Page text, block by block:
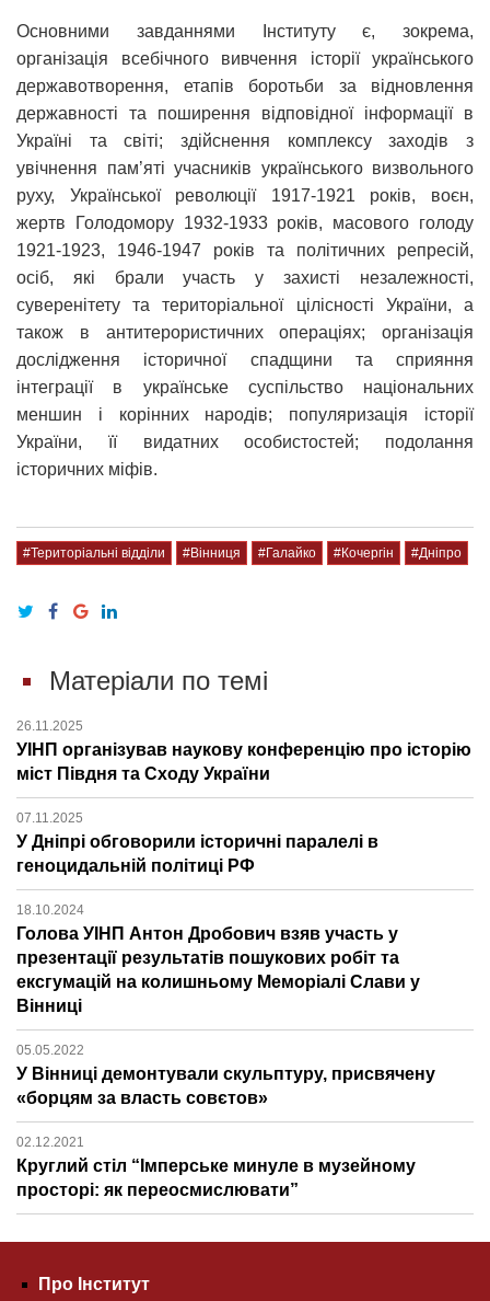
Основними завданнями Інституту є, зокрема,
організація всебічного вивчення історії українського
державотворення, етапів боротьби за відновлення
державності та поширення відповідної інформації в
Україні та світі; здійснення комплексу заходів з
увічнення пам’яті учасників українського визвольного
руху, Української революції 1917-1921 років, воєн,
жертв Голодомору 1932-1933 років, масового голоду
1921-1923, 1946-1947 років та політичних репресій,
осіб, які брали участь у захисті незалежності,
суверенітету та територіальної цілісності України, а
також в антитерористичних операціях; організація
дослідження історичної спадщини та сприяння
інтеграції в українське суспільство національних
меншин і корінних народів; популяризація історії
України, її видатних особистостей; подолання
історичних міфів.
#Територіальні відділи #Вінниця #Галайко #Кочергін #Дніпро
Матеріали по темі
26.11.2025
УІНП організував наукову конференцію про історію
міст Півдня та Сходу України
07.11.2025
У Дніпрі обговорили історичні паралелі в
геноцидальній політиці РФ
18.10.2024
Голова УІНП Антон Дробович взяв участь у
презентації результатів пошукових робіт та
ексгумацій на колишньому Меморіалі Слави у
Вінниці
05.05.2022
У Вінниці демонтували скульптуру, присвячену
«борцям за власть совєтов»
02.12.2021
Круглий стіл “Імперське минуле в музейному
просторі: як переосмислювати”
Про Інститут